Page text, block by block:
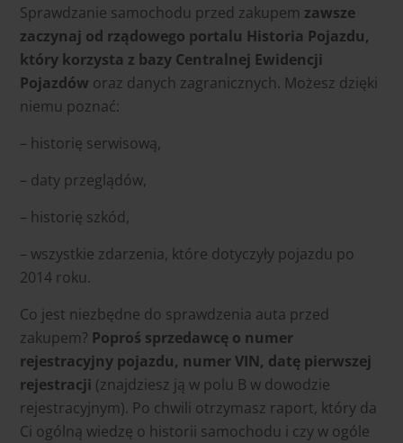
Sprawdzanie samochodu przed zakupem zawsze
zaczynaj od rządowego portalu Historia Pojazdu,
który korzysta z bazy Centralnej Ewidencji
Pojazdów oraz danych zagranicznych. Możesz dzięki
niemu poznać:
– historię serwisową,
– daty przeglądów,
– historię szkód,
– wszystkie zdarzenia, które dotyczyły pojazdu po
2014 roku.
Co jest niezbędne do sprawdzenia auta przed
zakupem? Poproś sprzedawcę o numer
rejestracyjny pojazdu, numer VIN, datę pierwszej
rejestracji (znajdziesz ją w polu B w dowodzie
rejestracyjnym). Po chwili otrzymasz raport, który da
Ci ogólną wiedzę o historii samochodu i czy w ogóle